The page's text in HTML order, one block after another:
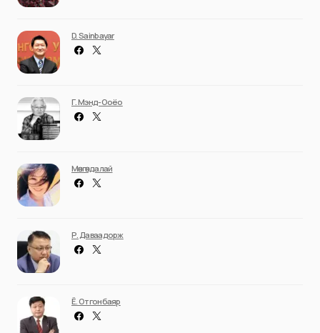
D. Sainbayar
Г. Мэнд-Ооёо
Мөнгөндалай
Р. Даваадорж
Ё. Отгонбаяр